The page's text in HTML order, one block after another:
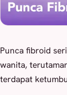
Punca fibroid
wanita,
terdapat